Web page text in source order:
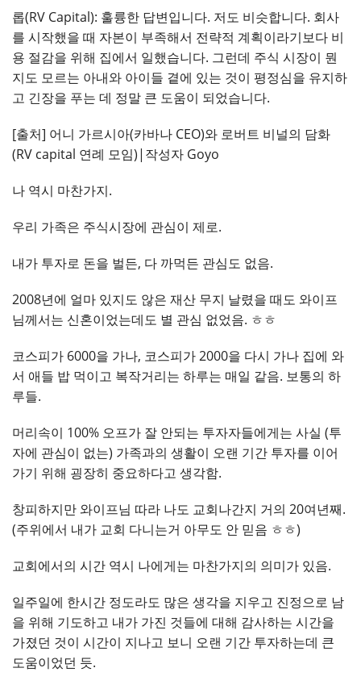
롭(RV Capital): 훌륭한 답변입니다. 저도 비슷합니다. 회사
를 시작했을 때 자본이 부족해서 전략적 계획이라기보다 비
용 절감을 위해 집에서 일했습니다. 그런데 주식 시장이 뭔
지도 모르는 아내와 아이들 곁에 있는 것이 평정심을 유지하
고 긴장을 푸는 데 정말 큰 도움이 되었습니다.
[출처] 어니 가르시아(카바나 CEO)와 로버트 비널의 담화
(RV capital 연례 모임)|작성자 Goyo
나 역시 마찬가지.
우리 가족은 주식시장에 관심이 제로.
내가 투자로 돈을 벌든, 다 까먹든 관심도 없음.
2008년에 얼마 있지도 않은 재산 무지 날렸을 때도 와이프
님께서는 신혼이었는데도 별 관심 없었음. ㅎㅎ
코스피가 6000을 가나, 코스피가 2000을 다시 가나 집에 와
서 애들 밥 먹이고 복작거리는 하루는 매일 같음. 보통의 하
루들.
머리속이 100% 오프가 잘 안되는 투자자들에게는 사실 (투
자에 관심이 없는) 가족과의 생활이 오랜 기간 투자를 이어
가기 위해 굉장히 중요하다고 생각함.
창피하지만 와이프님 따라 나도 교회나간지 거의 20여년째.
(주위에서 내가 교회 다니는거 아무도 안 믿음 ㅎㅎ)
교회에서의 시간 역시 나에게는 마찬가지의 의미가 있음.
일주일에 한시간 정도라도 많은 생각을 지우고 진정으로 남
을 위해 기도하고 내가 가진 것들에 대해 감사하는 시간을
가졌던 것이 시간이 지나고 보니 오랜 기간 투자하는데 큰
도움이었던 듯.